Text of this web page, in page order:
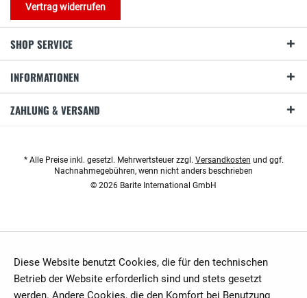
Vertrag widerrufen
SHOP SERVICE
INFORMATIONEN
ZAHLUNG & VERSAND
* Alle Preise inkl. gesetzl. Mehrwertsteuer zzgl. Versandkosten und ggf.
Nachnahmegebühren, wenn nicht anders beschrieben
© 2026 Barite International GmbH
Diese Website benutzt Cookies, die für den technischen
Betrieb der Website erforderlich sind und stets gesetzt
werden. Andere Cookies, die den Komfort bei Benutzung